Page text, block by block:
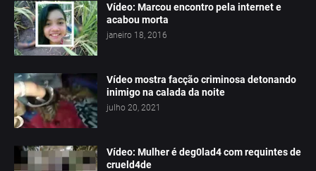
Vídeo: Marcou encontro pela internet e
acabou morta
janeiro 18, 2016
Vídeo mostra facção criminosa detonando
inimigo na calada da noite
julho 20, 2021
Vídeo: Mulher é deg0lad4 com requintes de
crueld4de